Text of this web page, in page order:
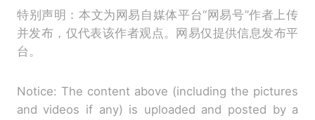
特别声明：本文为网易自媒体平台“网易号”作者上传
并发布，仅代表该作者观点。网易仅提供信息发布平
台。
Notice: The content above (including the pictures
and videos if any) is uploaded and posted by a